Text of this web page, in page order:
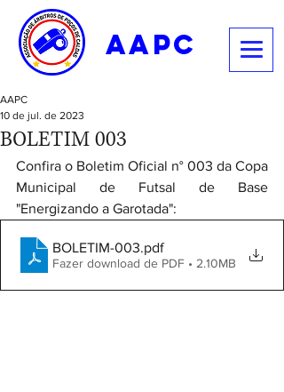
aapc
BOLETIM 003
AAPC
10 de jul. de 2023
Confira o Boletim Oficial n° 003 da Copa
Municipal de Futsal de Base
"Energizando a Garotada":
BOLETIM-003.pdf
Fazer download de PDF • 2.10MB